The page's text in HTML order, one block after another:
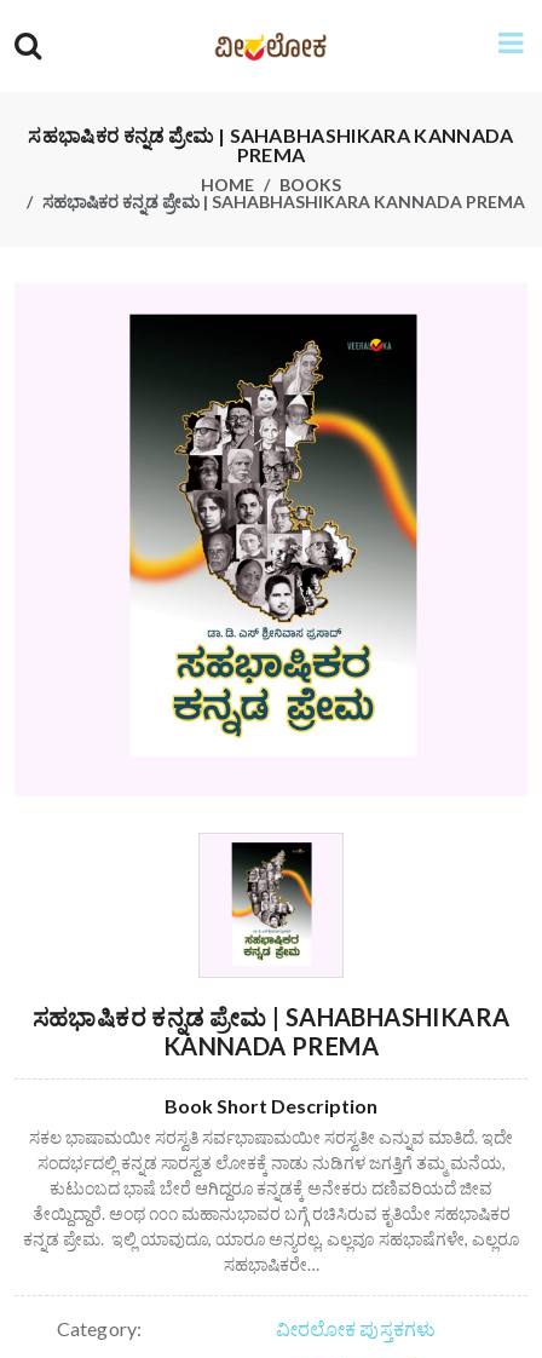
ಸಹಭಾಷಿಕರ ಕನ್ನಡ ಪ್ರೇಮ | SAHABHASHIKARA KANNADA
PREMA
HOME
BOOKS
ಸಹಭಾಷಿಕರ ಕನ್ನಡ ಪ್ರೇಮ | SAHABHASHIKARA KANNADA PREMA
ಸಹಭಾಷಿಕರ ಕನ್ನಡ ಪ್ರೇಮ | SAHABHASHIKARA
KANNADA PREMA
Book Short Description
ಸಕಲ ಭಾಷಾಮಯೀ ಸರಸ್ವತಿ ಸರ್ವಭಾಷಾಮಯೀ ಸರಸ್ವತೀ ಎನ್ನುವ ಮಾತಿದೆ. ಇದೇ
ಸಂದರ್ಭದಲ್ಲಿ ಕನ್ನಡ ಸಾರಸ್ವತ ಲೋಕಕ್ಕೆ ನಾಡು ನುಡಿಗಳ ಜಗತ್ತಿಗೆ ತಮ್ಮ ಮನೆಯ,
ಕುಟುಂಬದ ಭಾಷೆ ಬೇರೆ ಆಗಿದ್ದರೂ ಕನ್ನಡಕ್ಕೆ ಅನೇಕರು ದಣಿವರಿಯದೆ ಜೀವ
ತೇಯ್ದಿದ್ದಾರೆ. ಅಂಥ ೧೦೧ ಮಹಾನುಭಾವರ ಬಗ್ಗೆ ರಚಿಸಿರುವ ಕೃತಿಯೇ ಸಹಭಾಷಿಕರ
ಕನ್ನಡ ಪ್ರೇಮ. ‌ ಇಲ್ಲಿ ಯಾವುದೂ, ಯಾರೂ ಅನ್ಯರಲ್ಲ, ಎಲ್ಲವೂ ಸಹಭಾಷೆಗಳೇ, ಎಲ್ಲರೂ
ಸಹಭಾಷಿಕರೇ…
Category:
ವೀರಲೋಕ ಪುಸ್ತಕಗಳು